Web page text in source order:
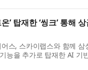
’ 탑재한 ‘씽크’ 통해
스, 스카이랩스와 함께 삼
능을 추가로 탑재한 AI 기
하고 시범 운영에 돌입했다